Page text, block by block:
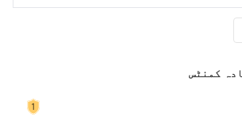
جس کی وجہ سے بینک اکاؤنٹس منجمد ہ
کمنٹس